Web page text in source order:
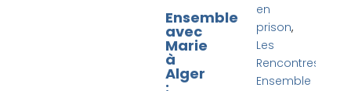
Ensemble
avec
Marie
à
Alger
en
prison,
Les
Rencontres
Ensemble